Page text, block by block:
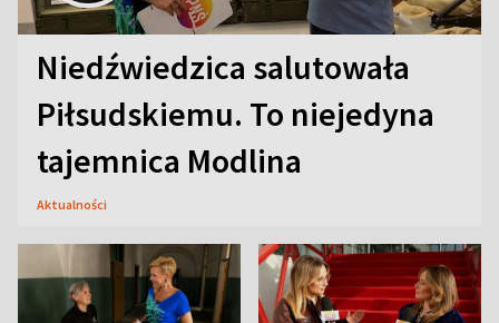
Niedźwiedzica salutowała
Piłsudskiemu. To niejedyna
tajemnica Modlina
Aktualności